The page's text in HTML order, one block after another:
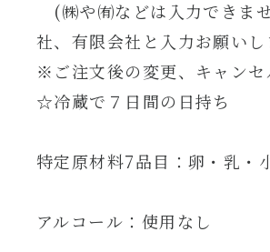
(㈱や㈲などは入力できま
社、有限会社と入力お願い
※ご注文後の変更、キャン
☆冷蔵で７日間の日持ち
特定原材料7品目：卵・乳・
アルコール：使用なし